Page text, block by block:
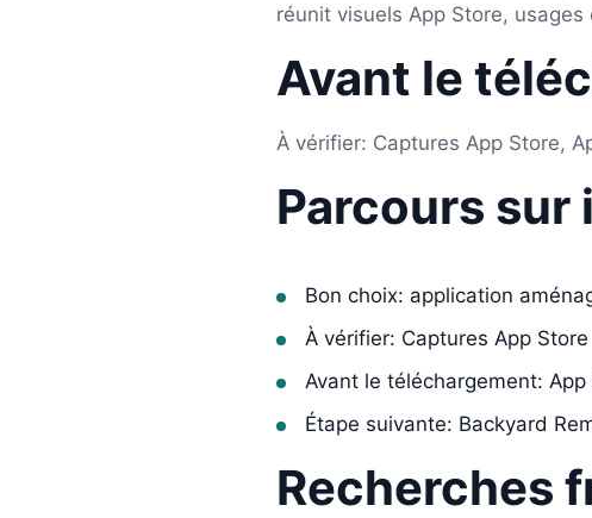
réunit visuels App Store,
Avant le
À vérifier: Captures App Store,
Parcours sur
Bon choix: application
À vérifier: Captures App Store
Avant le téléchargement: App
Étape suivante: Backyard
Recherches